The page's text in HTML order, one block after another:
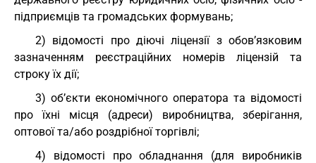
підприємців та громадських формувань;
2) відомості про діючі ліцензії з обов’язковим
зазначенням реєстраційних номерів ліцензій та
строку їх дії;
3) об’єкти економічного оператора та відомості
про їхні місця (адреси) виробництва, зберігання,
оптової та/або роздрібної торгівлі;
4) відомості про обладнання (для виробників